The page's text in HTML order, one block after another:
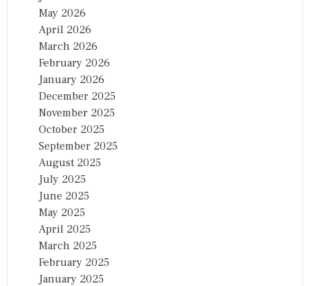
May 2026
April 2026
March 2026
February 2026
January 2026
December 2025
November 2025
October 2025
September 2025
August 2025
July 2025
June 2025
May 2025
April 2025
March 2025
February 2025
January 2025